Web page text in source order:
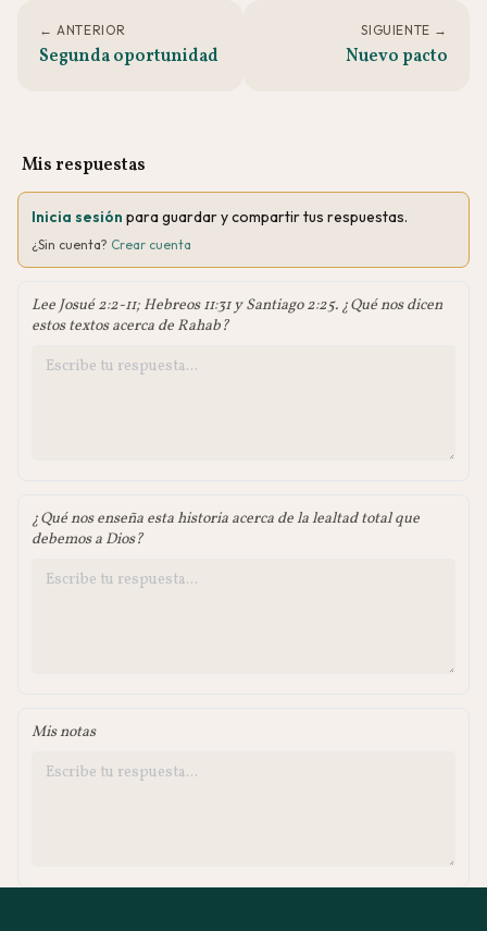
← ANTERIOR
Segunda oportunidad
SIGUIENTE →
Nuevo pacto
Mis respuestas
Inicia sesión para guardar y compartir tus respuestas.
¿Sin cuenta? Crear cuenta
Lee Josué 2:2-11; Hebreos 11:31 y Santiago 2:25. ¿Qué nos dicen
estos textos acerca de Rahab?
¿Qué nos enseña esta historia acerca de la lealtad total que
debemos a Dios?
Mis notas